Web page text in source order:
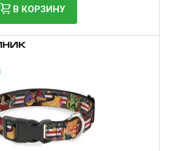
В КОРЗИНУ